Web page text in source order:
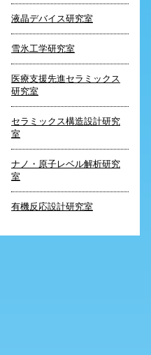
液晶デバイス研究室
雪氷工学研究室
医療支援先進セラミックス
研究室
セラミックス構造設計研究
室
ナノ・原子レベル解析研究
室
有機反応設計研究室